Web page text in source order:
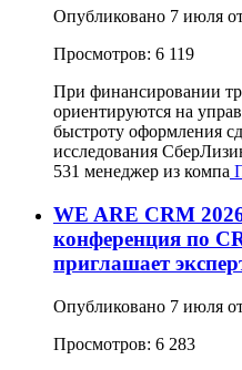
Опубликовано 7 июля
Просмотров: 6 119
При финансировании
ориентируются на
быстроту оформления
исследования
531 менеджер из компа
WE ARE CRM
конференция по
приглашает
Опубликовано 7 июля
Просмотров: 6 283